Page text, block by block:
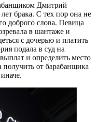
Дмитрий
брака. С тех пор она не
доброго слова. Певица
в шантаже и
с дочерью и платить
подала в суд на
и определить место
получить от барабанщика